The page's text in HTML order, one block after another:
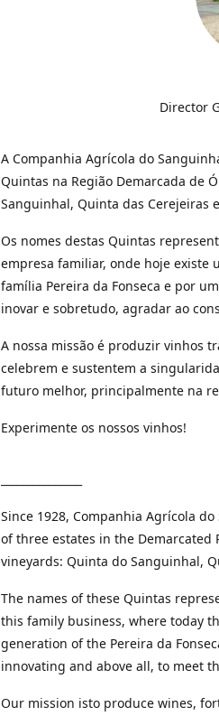
Director
A Companhia Agrícola do
Quintas na Região Demarcada de
Sanguinhal, Quinta das Cerejeiras
Os nomes destas Quintas
empresa familiar, onde hoje existe
família Pereira da Fonseca e por
inovar e sobretudo, agradar ao
A nossa missão é produzir vinhos
celebrem e sustentem a
futuro melhor, principalmente na
Experimente os nossos vinhos!
Since 1928, Companhia Agrícola
of three estates in the Demarcated
vineyards: Quinta do Sanguinhal,
The names of these Quintas
this family business, where today
generation of the Pereira da
innovating and above all, to meet
Our mission isto produce wines,